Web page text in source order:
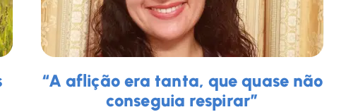
“A aflição era tanta, que quase não
conseguia respirar”